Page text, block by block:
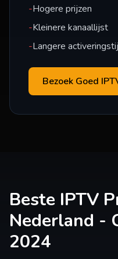
-Hogere prijzen
-Kleinere kanaallijst
-Langere
Bezoek Goed
Beste IPTV
Nederland -
2024